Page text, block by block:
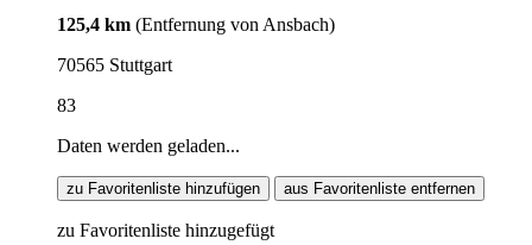
125,4 km (Entfernung von Ansbach)
70565 Stuttgart
83
Daten werden geladen...
zu Favoritenliste hinzufügen aus Favoritenliste entfernen
zu Favoritenliste hinzugefügt